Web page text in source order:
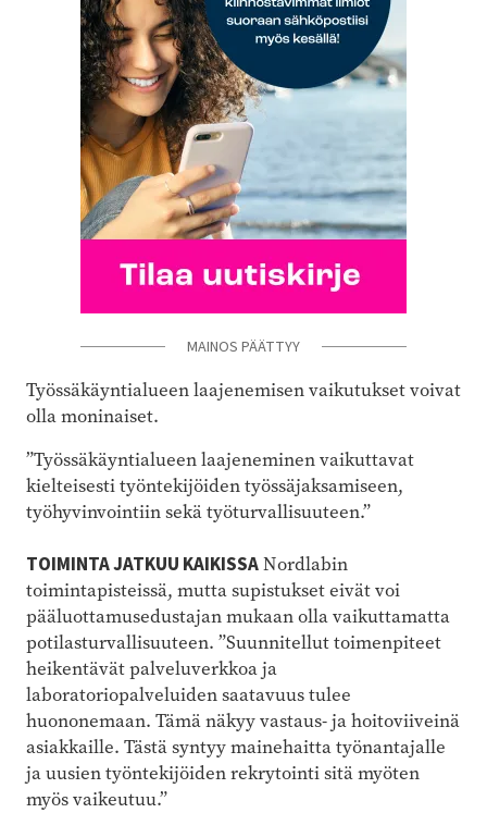
MAINOS PÄÄTTYY
Työssäkäyntialueen laajenemisen vaikutukset voivat
olla moninaiset.
”Työssäkäyntialueen laajeneminen vaikuttavat
kielteisesti työntekijöiden työssäjaksamiseen,
työhyvinvointiin sekä työturvallisuuteen.”
TOIMINTA JATKUU KAIKISSANordlabin
toimintapisteissä, mutta supistukset eivät voi
pääluottamusedustajan mukaan olla vaikuttamatta
potilasturvallisuuteen. ”Suunnitellut toimenpiteet
heikentävät palveluverkkoa ja
laboratoriopalveluiden saatavuus tulee
huononemaan. Tämä näkyy vastaus- ja hoitoviiveinä
asiakkaille. Tästä syntyy mainehaitta työnantajalle
ja uusien työntekijöiden rekrytointi sitä myöten
myös vaikeutuu.”